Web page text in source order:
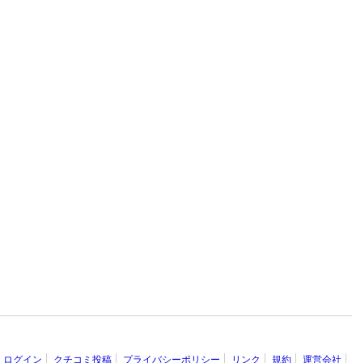
ログイン クチコミ投稿 プライバシーポリシー リンク 規約 運営会社